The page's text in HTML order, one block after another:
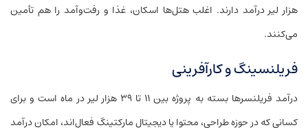
هزار لیر درآمد دارند. اغلب هتل‌ها اسکان، غذا و رفت‌وآمد را هم تأمین
می‌کنند.
فریلنسینگ و کارآفرینی
درآمد فریلنسرها بسته به پروژه بین ۱۱ تا ۳۹ هزار لیر در ماه است و برای
کسانی که در حوزه طراحی، محتوا یا دیجیتال مارکتینگ فعال‌اند، امکان درآمد